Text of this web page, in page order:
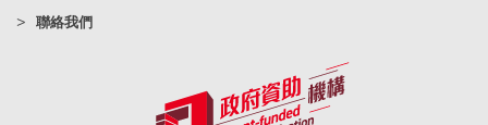
聯絡我們